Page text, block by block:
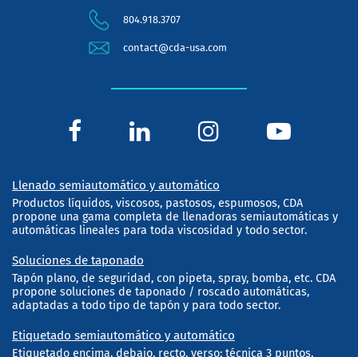
804.918.3707
contact@cda-usa.com
Llenado semiautomático y automático
Productos líquidos, viscosos, pastosos, espumosos, CDA
propone una gama completa de llenadoras semiautomáticas y
automáticas lineales para toda viscosidad y todo sector.
Soluciones de taponado
Tapón plano, de seguridad, con pipeta, spray, bomba, etc. CDA
propone soluciones de taponado / roscado automáticas,
adaptadas a todo tipo de tapón y para todo sector.
Etiquetado semiautomático y automático
Etiquetado encima, debajo, recto, verso; técnica 3 puntos,